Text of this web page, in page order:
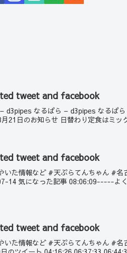
tweet and facebook
d3pipes なるぱら – d3pipes なるぱ
21日のお知らせ 日替わり定食はミッ
tweet and facebook
た情報など #天ぷらてんちゃん #名
14 気になった記事 08:06:09-----よ
tweet and facebook
た情報など #天ぷらてんちゃん #名